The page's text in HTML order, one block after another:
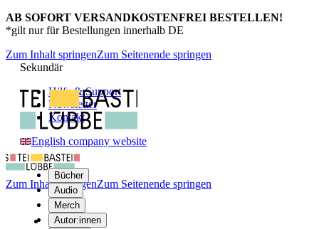
AB SOFORT VERSANDKOSTENFREI BESTELLEN!
*gilt nur für Bestellungen innerhalb DE
Zum Inhalt springenZum Seitenende springen
Sekundär
Hilfe & Support
Newsletter
Kontakt
English company website
Bücher
Audio
Merch
Autor:innen
Zum Inhalt springenZum Seitenende springen